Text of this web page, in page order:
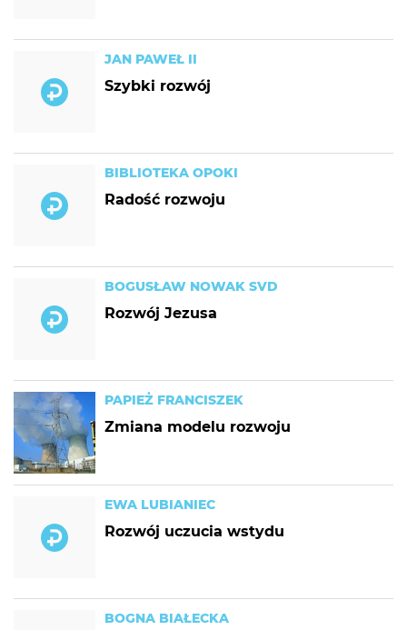
JAN PAWEŁ II
Szybki rozwój
BIBLIOTEKA OPOKI
Radość rozwoju
BOGUSŁAW NOWAK SVD
Rozwój Jezusa
PAPIEŻ FRANCISZEK
Zmiana modelu rozwoju
EWA LUBIANIEC
Rozwój uczucia wstydu
BOGNA BIAŁECKA